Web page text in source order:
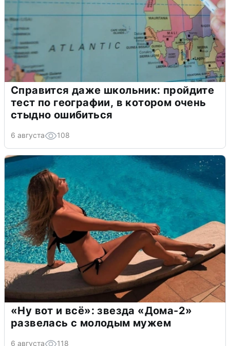
Справится даже школьник: пройдите
тест по географии, в котором очень
стыдно ошибиться
6 августа 108
«Ну вот и всё»: звезда «Дома-2»
развелась с молодым мужем
6 августа 118